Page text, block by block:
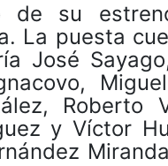
su
La puesta
José
Roberto
y Víctor